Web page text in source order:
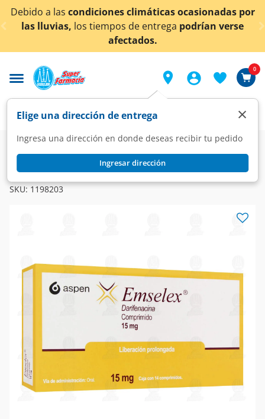
< div class="carousel-inner">
climáticas ocasionadas por
de entregapodrían verse
¡Ahora también
Elige una dirección de entrega
Ingresa una dirección en donde deseas recibir tu pedido
Ingresar dirección
×
0
Farmacia Medicina Urinario Vías Urinarias
Emselex 15 mg, 14 Comprimidos.
SKU: 1198203